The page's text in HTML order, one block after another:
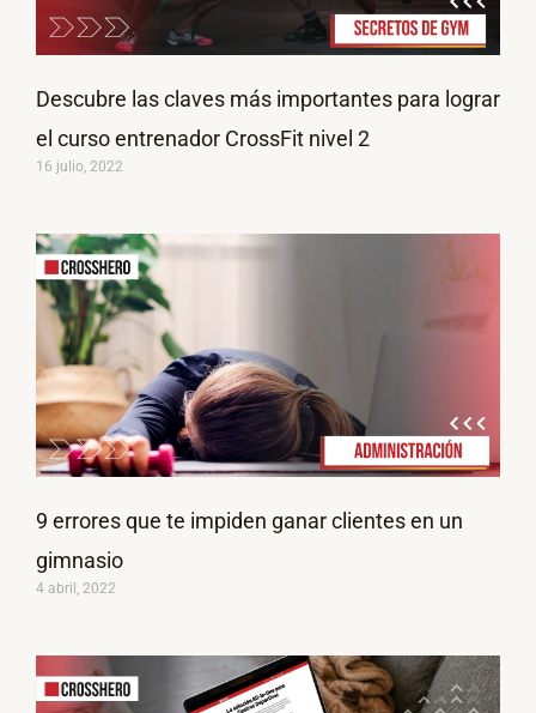
Descubre las claves más importantes para lograr
el curso entrenador CrossFit nivel 2
16 julio, 2022
9 errores que te impiden ganar clientes en un
gimnasio
4 abril, 2022